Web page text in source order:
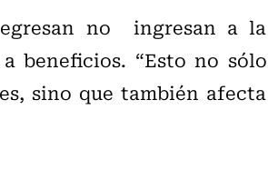
no ingresan a la
beneficios. “Esto no sólo
sino que también afecta